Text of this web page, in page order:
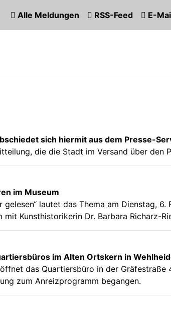
Alle Meldungen RSS-Feed E-
sich hiermit aus dem Presse-
die die Stadt im Versand über den
im Museum
gelesen“ lautet das Thema am Dienstag,
mit Kunsthistorikerin Dr. Barbara Richarz-
im Alten Ortskern in
das Quartiersbüro in der
zum Anreizprogramm begangen.